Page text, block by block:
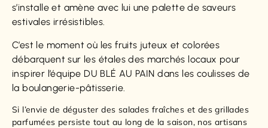
s’installe et amène avec lui une palette de saveurs
estivales irrésistibles.
C’est le moment où les fruits juteux et colorées
débarquent sur les étales des marchés locaux pour
inspirer l’équipe DU BLÉ AU PAIN dans les coulisses de
la boulangerie-pâtisserie.
Si l’envie de déguster des salades fraîches et des grillades
parfumées persiste tout au long de la saison, nos artisans